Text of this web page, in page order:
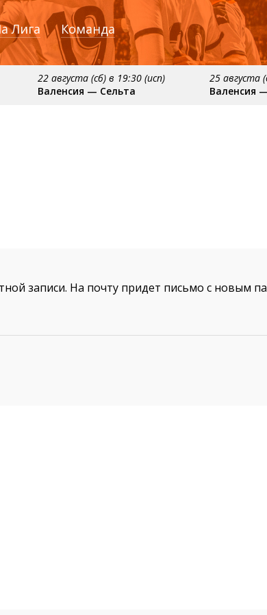
Лига Команда
22 августа (сб) в 19:30 (исп)
Валенсия — Сельта
25 августа
Валенсия
записи. На почту придет письмо с новым